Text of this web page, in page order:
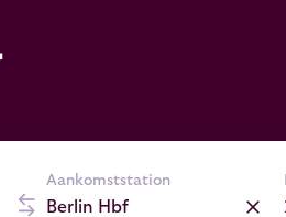
Aankomststation
Berlin Hbf